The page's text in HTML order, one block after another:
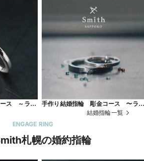
ス ～ライ
手作り結婚指輪 彫金コース 〜ライ
結婚指輪一覧
ENGAGE RING
札幌の婚約指輪